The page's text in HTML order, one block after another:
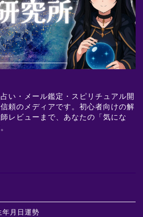
い・メール鑑定・スピリチュアル開
頼のメディアです。初心者向けの解
レビューまで、あなたの「気にな
年月日運勢